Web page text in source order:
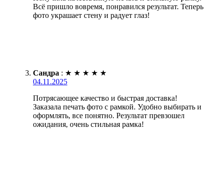
Всё пришло вовремя, понравился результат. Теперь
фото украшает стену и радует глаз!
Сандра : ★ ★ ★ ★ ★
04.11.2025
Потрясающее качество и быстрая доставка!
Заказала печать фото с рамкой. Удобно выбирать и
оформлять, все понятно. Результат превзошел
ожидания, очень стильная рамка!